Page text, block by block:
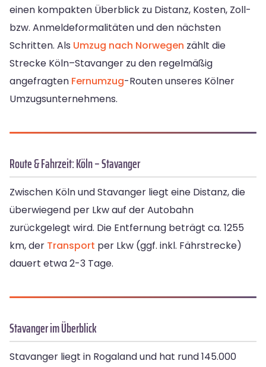
einen kompakten Überblick zu Distanz, Kosten, Zoll-
bzw. Anmeldeformalitäten und den nächsten
Schritten. Als Umzug nach Norwegen zählt die
Strecke Köln–Stavanger zu den regelmäßig
angefragten Fernumzug-Routen unseres Kölner
Umzugsunternehmens.
Route & Fahrzeit: Köln – Stavanger
Zwischen Köln und Stavanger liegt eine Distanz, die
überwiegend per Lkw auf der Autobahn
zurückgelegt wird. Die Entfernung beträgt ca. 1255
km, der Transport per Lkw (ggf. inkl. Fährstrecke)
dauert etwa 2-3 Tage.
Stavanger im Überblick
Stavanger liegt in Rogaland und hat rund 145.000